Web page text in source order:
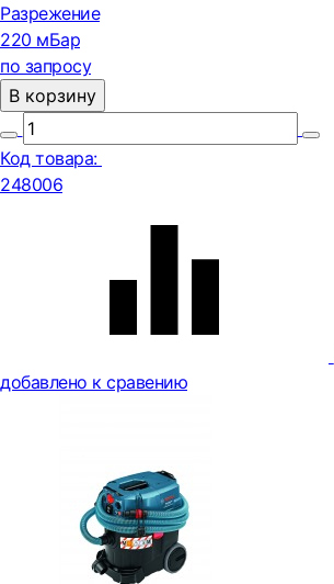
Разрежение
220 мБар
по запросу
В корзину
Код товара:
248006
добавлено к сравению